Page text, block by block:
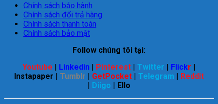
Chính sách bảo hành
Chính sách đổi trả hàng
Chính sách thanh toán
Chính sách bảo mật
Follow chúng tôi tại:
Youtube | Linkedin | Pinterest | Twitter | Flickr |
Instapaper | Tumblr | GetPocket | Telegram | Reddit
| Diigo | Ello